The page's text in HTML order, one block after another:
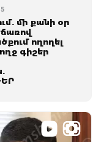
մի քանի օր
ողողել
գիշեր